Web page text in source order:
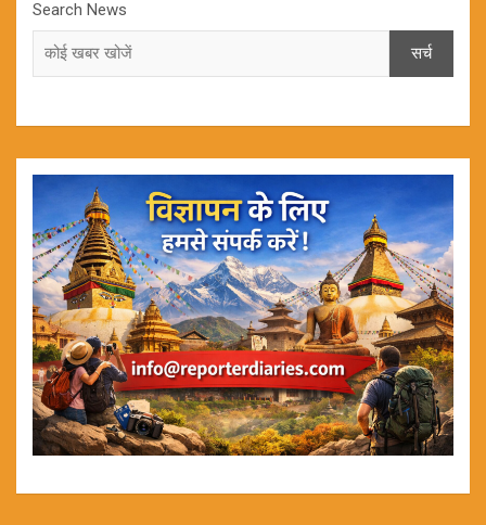
Search News
सर्च